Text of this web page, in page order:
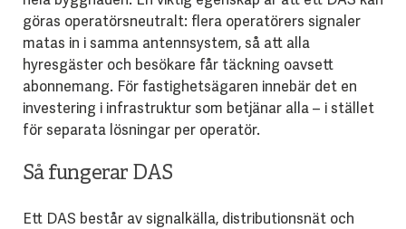
göras operatörsneutralt: flera operatörers signaler
matas in i samma antennsystem, så att alla
hyresgäster och besökare får täckning oavsett
abonnemang. För fastighetsägaren innebär det en
investering i infrastruktur som betjänar alla – i stället
för separata lösningar per operatör.
Så fungerar DAS
Ett DAS består av signalkälla, distributionsnät och